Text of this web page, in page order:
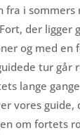
fra i
der ligger
og med en
tur går
lange
vores guide,
om fortets